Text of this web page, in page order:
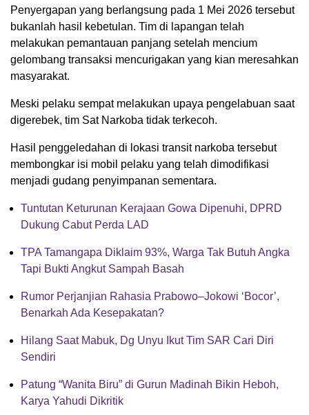
Penyergapan yang berlangsung pada 1 Mei 2026 tersebut
bukanlah hasil kebetulan. Tim di lapangan telah
melakukan pemantauan panjang setelah mencium
gelombang transaksi mencurigakan yang kian meresahkan
masyarakat.
Meski pelaku sempat melakukan upaya pengelabuan saat
digerebek, tim Sat Narkoba tidak terkecoh.
Hasil penggeledahan di lokasi transit narkoba tersebut
membongkar isi mobil pelaku yang telah dimodifikasi
menjadi gudang penyimpanan sementara.
Tuntutan Keturunan Kerajaan Gowa Dipenuhi, DPRD
Dukung Cabut Perda LAD
TPA Tamangapa Diklaim 93%, Warga Tak Butuh Angka
Tapi Bukti Angkut Sampah Basah
Rumor Perjanjian Rahasia Prabowo–Jokowi ‘Bocor’,
Benarkah Ada Kesepakatan?
Hilang Saat Mabuk, Dg Unyu Ikut Tim SAR Cari Diri
Sendiri
Patung “Wanita Biru” di Gurun Madinah Bikin Heboh,
Karya Yahudi Dikritik